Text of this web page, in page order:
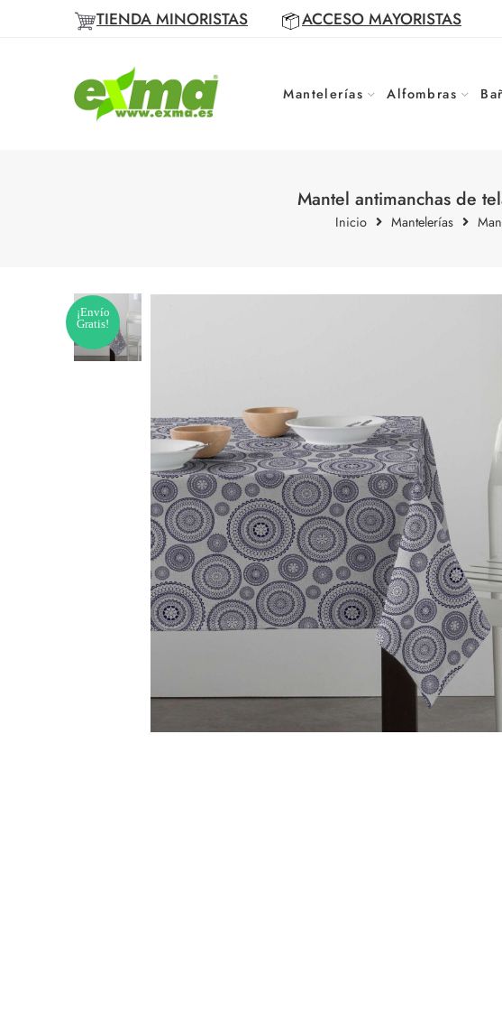
TIENDA MINORISTAS ACCESO MAYORISTAS
Mantelerías Alfombras
Mantel antimanchas de
Inicio Mantelerías
¡Envío
Gratis!